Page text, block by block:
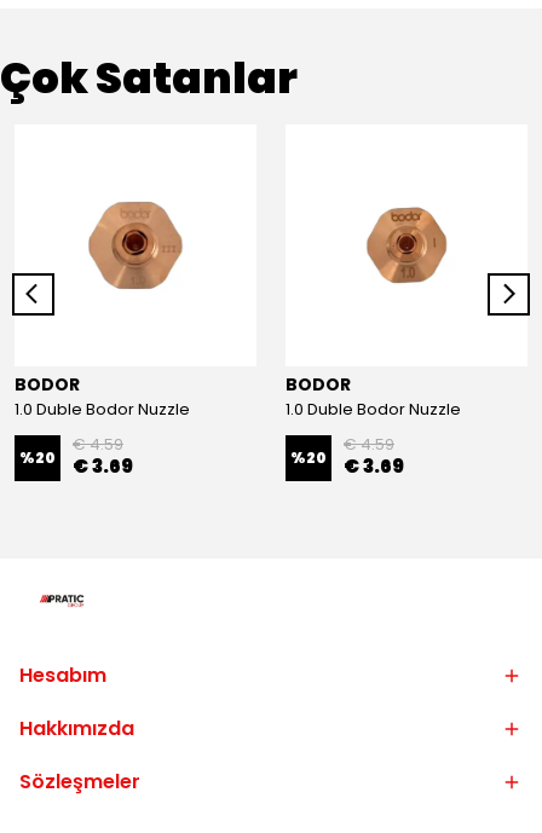
Çok Satanlar
BODOR
1.0 Duble Bodor Nuzzle
%20
€ 4.59
€ 3.69
BODOR
1.0 Duble Bodor Nuzzle
%20
€ 4.59
€ 3.69
Hesabım
Hakkımızda
Sözleşmeler